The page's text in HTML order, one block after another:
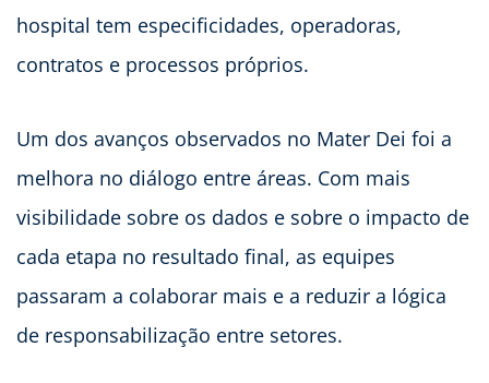
hospital tem especificidades, operadoras,
contratos e processos próprios.
Um dos avanços observados no Mater Dei foi a
melhora no diálogo entre áreas. Com mais
visibilidade sobre os dados e sobre o impacto de
cada etapa no resultado final, as equipes
passaram a colaborar mais e a reduzir a lógica
de responsabilização entre setores.